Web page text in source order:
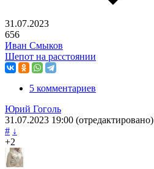
31.07.2023
656
Иван Смыков
Шепот на расстоянии
5 комментариев
Юрий Гоголь
31.07.2023 19:00 (отредактировано)
# ↓
+2